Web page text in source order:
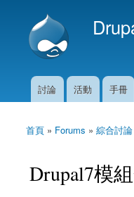
主選單
討論 活動 手冊
您在這裡
首頁 » Forums » 綜合討論
Drupal7模